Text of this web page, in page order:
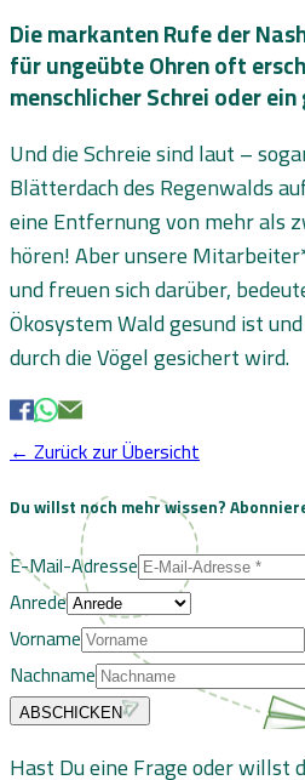
Die markanten Rufe der
für ungeübte Ohren oft
menschlicher Schrei oder
Und die Schreie sind laut –
Blätterdach des Regenwalds
eine Entfernung von mehr als
hören! Aber unsere
und freuen sich darüber,
Ökosystem Wald gesund ist
durch die Vögel gesichert wird.
← Zurück zur Übersicht
Du willst noch mehr wissen?
E-Mail-Adresse
Anrede
Vorname
Nachname
ABSCHICKEN
Hast Du eine Frage oder willst